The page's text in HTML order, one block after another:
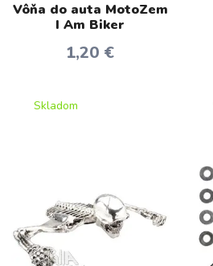
Vôňa do auta MotoZem
I Am Biker
1,20 €
Skladom